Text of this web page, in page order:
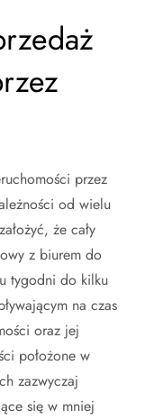
przez
od wielu
że cały
z biurem do
tygodni do kilku
na czas
oraz jej
położone w
zazwyczaj
się w mniej